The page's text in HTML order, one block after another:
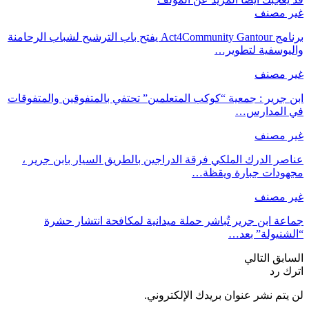
غير مصنف
برنامج Act4Community Gantour يفتح باب الترشيح لشباب الرحامنة
واليوسفية لتطوير…
غير مصنف
ابن جرير : جمعية “كوكب المتعلمين” تحتفي بالمتفوقين والمتفوقات
في المدارس…
غير مصنف
عناصر الدرك الملكي فرقة الدراجين بالطريق السيار بابن جرير ،
مجهودات جبارة ويقظة…
غير مصنف
جماعة ابن جرير تُباشر حملة ميدانية لمكافحة انتشار حشرة
“الشنيولة” بعد…
السابق التالي
اترك رد
لن يتم نشر عنوان بريدك الإلكتروني.